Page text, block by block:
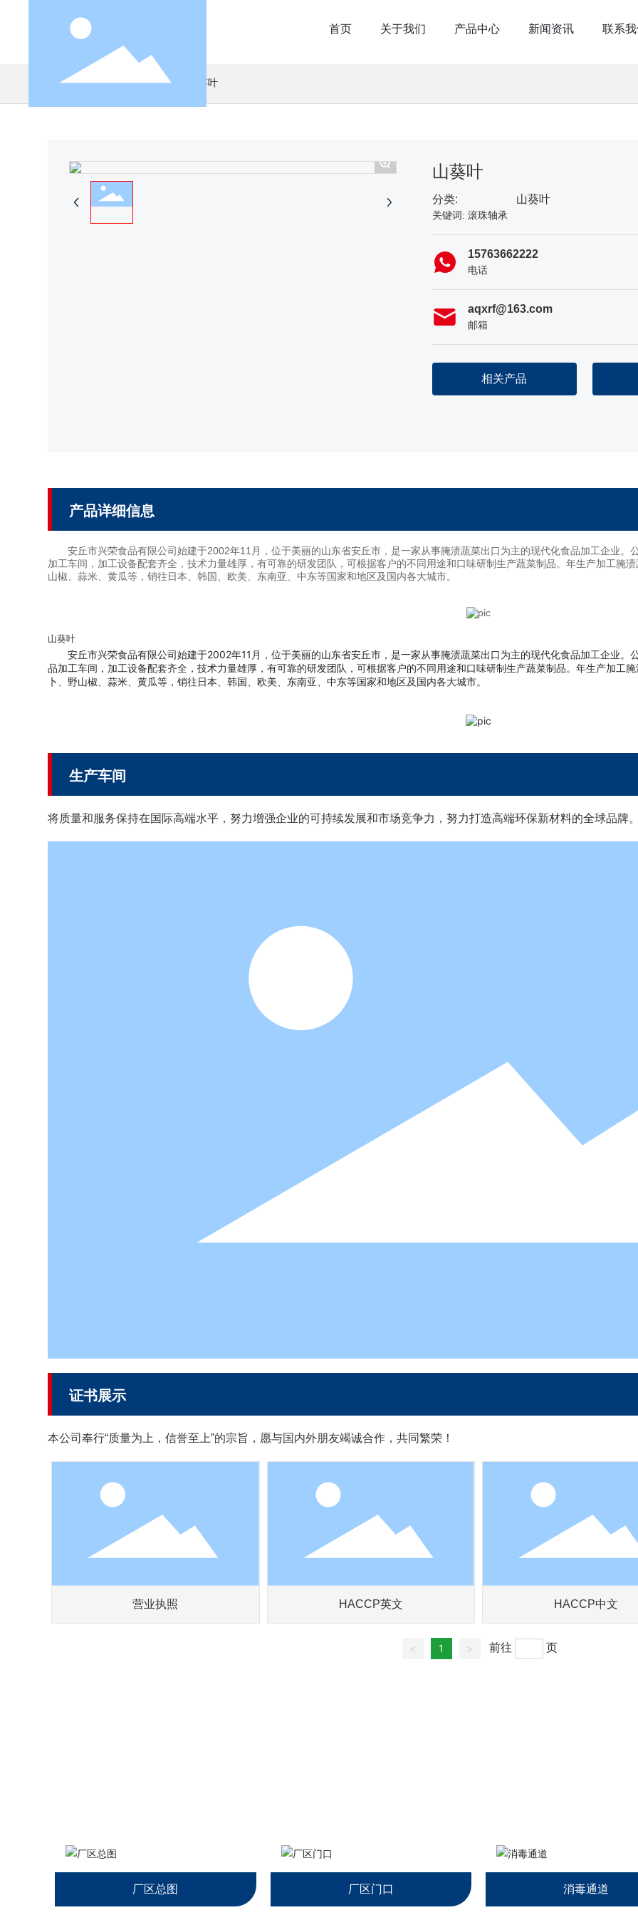
首页 关于我们 产品中心 新闻资讯 联系
首页 产品中心 山葵叶 山葵叶
+ 山葵叶
分类: 山葵叶
关键词: 滚珠轴承
15763662222
电话
aqxrf@163.com
邮箱
相关产品
产品详细信息
安丘市兴荣食品有限公司始建于2002年11月，位于美丽的山东省安丘市，是一家从事腌渍蔬菜出口为主的现代化食品加工企业。
加工车间，加工设备配套齐全，技术力量雄厚，有可靠的研发团队，可根据客户的不同用途和口味研制生产蔬菜制品。年生产加工腌
山椒、蒜米、黄瓜等，销往日本、韩国、欧美、东南亚、中东等国家和地区及国内各大城市。
山葵叶
安丘市兴荣食品有限公司始建于2002年11月，位于美丽的山东省安丘市，是一家从事腌渍蔬菜出口为主的现代化食品加工企业
品加工车间，加工设备配套齐全，技术力量雄厚，有可靠的研发团队，可根据客户的不同用途和口味研制生产蔬菜制品。年生产加工
卜、野山椒、蒜米、黄瓜等，销往日本、韩国、欧美、东南亚、中东等国家和地区及国内各大城市。
生产车间
将质量和服务保持在国际高端水平，努力增强企业的可持续发展和市场竞争力，努力打造高端环保新材料的全球品牌
证书展示
本公司奉行“质量为上，信誉至上”的宗旨，愿与国内外朋友竭诚合作，共同繁荣！
营业执照 HACCP英文 HACCP中文
< 1 > 前往 页
厂区总图 厂区门口 消毒通道